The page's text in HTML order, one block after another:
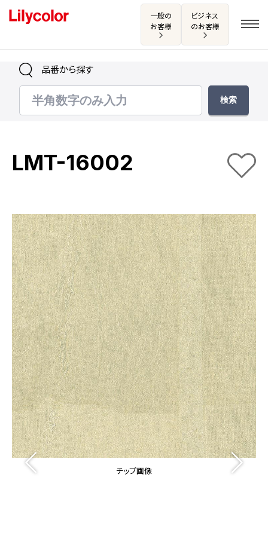
一般の
お客様
ビジネス
のお客様
ログイン・新規会員登録
お気に入り
商品を探す
商品を探す トップ
壁紙
カーテン
床材
ブランド・コレクション
Lilycolor Coordinate 着せ替えシミュレーション
カタログ一覧
カタログ一覧 トップ
壁紙
カーテン
床材
サステナブル商品
ノンワックス床タイル
壁紙機能性ガイド
施工事例
施工事例 トップ
医療・福祉施設
ホテル・オフィス・店舗
モデルハウス
新築戸建・マンション
#リリカラのある暮らし
リリカラノート
ショールーム
ショールーム トップ
東京ショールーム
大阪ショールーム
福岡ショールーム
お客様サポート
お客様サポート トップ
資料ダウンロード
よくあるご質問
品番から探す
LMT-16002
チップ画像